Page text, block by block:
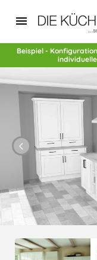
Beispiel -